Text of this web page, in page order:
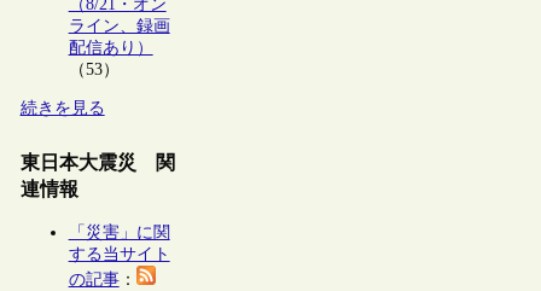
（8/21・オン
ライン、録画
配信あり）
（53）
続きを見る
東日本大震災 関
連情報
「災害」に関
する当サイト
の記事：